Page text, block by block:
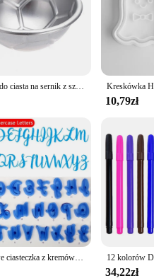
Foremka do ciasta na sernik z szyfonu galarety czekoladowe narzędzia do pieczenia ze stopu aluminium klasy spożywczej kształt kuli prezent dla dzieci
10,79zł
Plastikowe ciasteczka z kremówki forma drukarska ustawić wielkie i małe litery alfabetu angielskie litery narzędzie do dekoracji ciast wytłoczka herbatników
34,22zł